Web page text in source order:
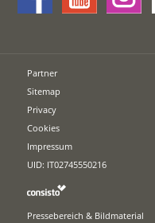
Partner
Sitemap
Privacy
Cookies
Impressum
UID: IT02745550216
Pressebereich & Bildmaterial